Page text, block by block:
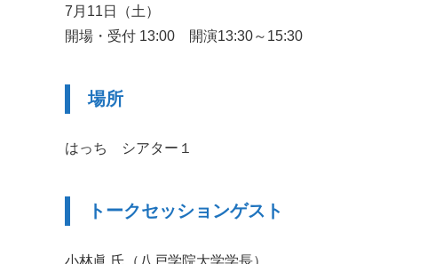
7月11日（土）
開場・受付 13:00 開演13:30～15:30
場所
はっち シアター１
トークセッションゲスト
小林眞 氏（八戸学院大学学長）